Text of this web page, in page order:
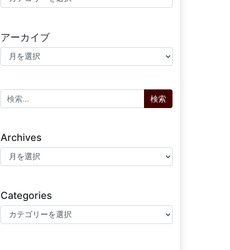
アーカイブ
アーカイブ
検索:
Archives
Archives
Categories
Categories